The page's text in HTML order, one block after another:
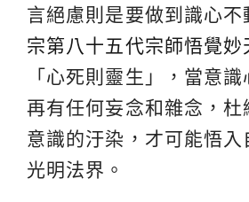
言絕慮則是要做到識心不
宗第八十五代宗師悟覺妙
「心死則靈生」，當意
再有任何妄念和雜念，杜
意識的汙染，才可能悟入
光明法界。